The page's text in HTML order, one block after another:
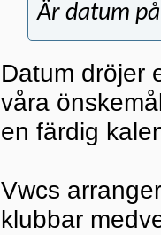
Är datum
Datum dröjer
våra
en färdig
Vwcs
klubbar